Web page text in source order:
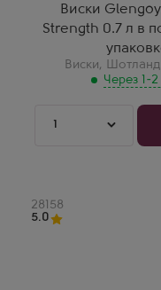
Виски
Strength 0.7 л в
Виски,
Через 1-
1
Артикул
28158
5.0